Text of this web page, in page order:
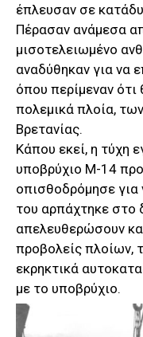
έπλευσαν σε
Πέρασαν ανάμεσα
μισοτελειωμένο
αναδύθηκαν για να
όπου περίμεναν
πολεμικά πλοία,
Βρετανίας.
Κάπου εκεί, η τύχη
υποβρύχιο Μ-14
οπισθοδρόμησε για
του αρπάχτηκε στο
απελευθερώσουν
προβολείς πλοίων,
εκρηκτικά
με το υποβρύχιο.